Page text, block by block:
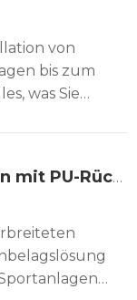
von
bis zum
was Sie
–
Warum ist synthetischer Rasen mit PU-Rückenkleber besser als Latexrücken?